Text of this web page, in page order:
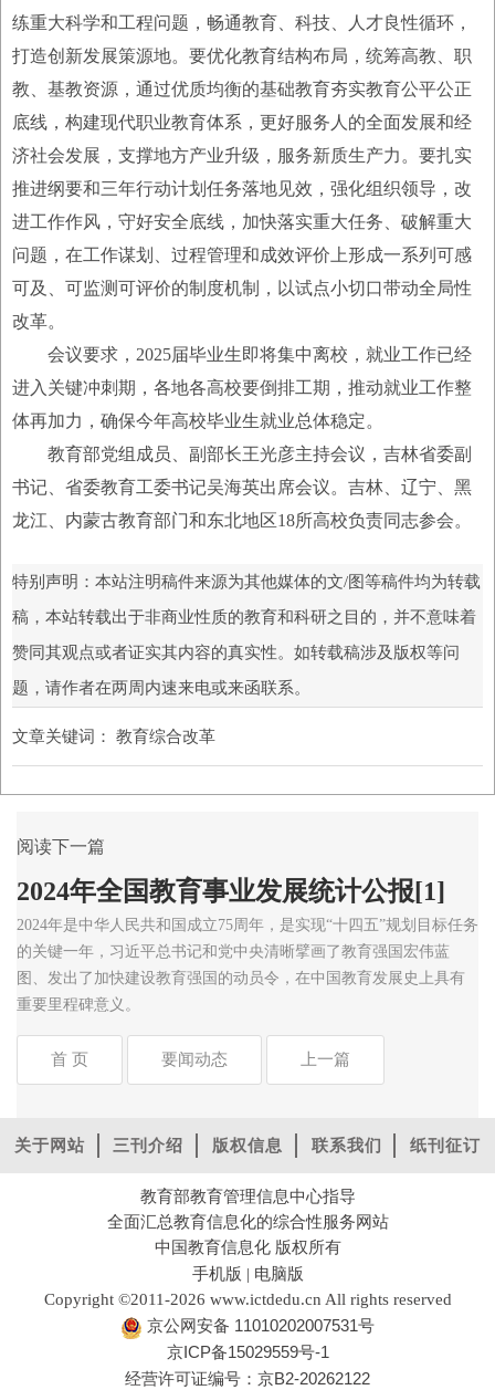
练重大科学和工程问题，畅通教育、科技、人才良性循环，
打造创新发展策源地。要优化教育结构布局，统筹高教、职
教、基教资源，通过优质均衡的基础教育夯实教育公平公正
底线，构建现代职业教育体系，更好服务人的全面发展和经
济社会发展，支撑地方产业升级，服务新质生产力。要扎实
推进纲要和三年行动计划任务落地见效，强化组织领导，改
进工作作风，守好安全底线，加快落实重大任务、破解重大
问题，在工作谋划、过程管理和成效评价上形成一系列可感
可及、可监测可评价的制度机制，以试点小切口带动全局性
改革。
会议要求，2025届毕业生即将集中离校，就业工作已经
进入关键冲刺期，各地各高校要倒排工期，推动就业工作整
体再加力，确保今年高校毕业生就业总体稳定。
教育部党组成员、副部长王光彦主持会议，吉林省委副
书记、省委教育工委书记吴海英出席会议。吉林、辽宁、黑
龙江、内蒙古教育部门和东北地区18所高校负责同志参会。
特别声明：本站注明稿件来源为其他媒体的文/图等稿件均为转载
稿，本站转载出于非商业性质的教育和科研之目的，并不意味着
赞同其观点或者证实其内容的真实性。如转载稿涉及版权等问
题，请作者在两周内速来电或来函联系。
文章关键词： 教育综合改革
阅读下一篇
2024年全国教育事业发展统计公报[1]
2024年是中华人民共和国成立75周年，是实现“十四五”规划目标任务
的关键一年，习近平总书记和党中央清晰擘画了教育强国宏伟蓝
图、发出了加快建设教育强国的动员令，在中国教育发展史上具有
重要里程碑意义。
首 页 要闻动态 上一篇
关于网站 三刊介绍 版权信息 联系我们 纸刊征订
教育部教育管理信息中心指导
全面汇总教育信息化的综合性服务网站
中国教育信息化 版权所有
手机版 | 电脑版
Copyright ©2011-2026 www.ictdedu.cn All rights reserved
京公网安备 11010202007531号
京ICP备15029559号-1
经营许可证编号：京B2-20262122